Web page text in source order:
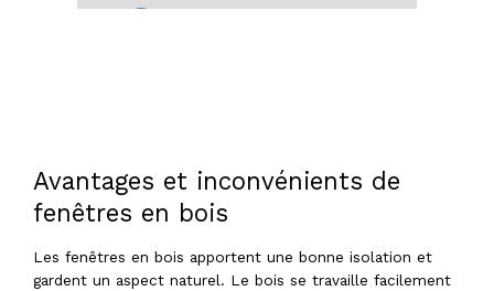
Avantages et inconvénients de
fenêtres en bois
Les fenêtres en bois apportent une bonne isolation et
gardent un aspect naturel. Le bois se travaille facilement